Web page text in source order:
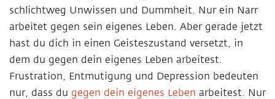
schlichtweg Unwissen und Dummheit. Nur ein Narr
arbeitet gegen sein eigenes Leben. Aber gerade jetzt
hast du dich in einen Geisteszustand versetzt, in
dem du gegen dein eigenes Leben arbeitest.
Frustration, Entmutigung und Depression bedeuten
nur, dass du gegen dein eigenes Leben arbeitest. Nur